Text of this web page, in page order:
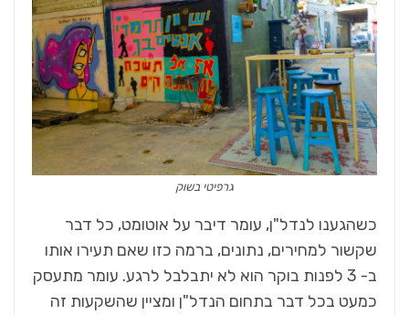
גרפיטי בשוק
כשהגענו לנדל"ן, עומר דיבר על אוטומט, כל דבר
שקשור למחירים, נתונים, ברמה כזו שאם תעירו אותו
ב- 3 לפנות בוקר הוא לא יתבלבל לרגע. עומר מתעסק
כמעט בכל דבר בתחום הנדל"ן ומציין שהשקעות זה